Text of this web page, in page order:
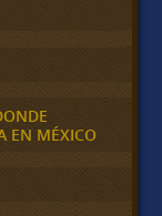
EN MÉXICO